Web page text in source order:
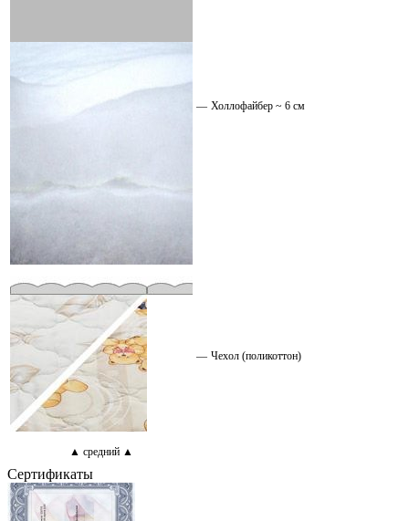
— Холлофайбер ~ 6 см
— Чехол (поликоттон)
▲ средний ▲
Сертификаты